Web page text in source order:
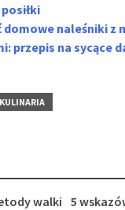
domowe naleśniki z
przepis na sycące
KULINARIA
walki 5